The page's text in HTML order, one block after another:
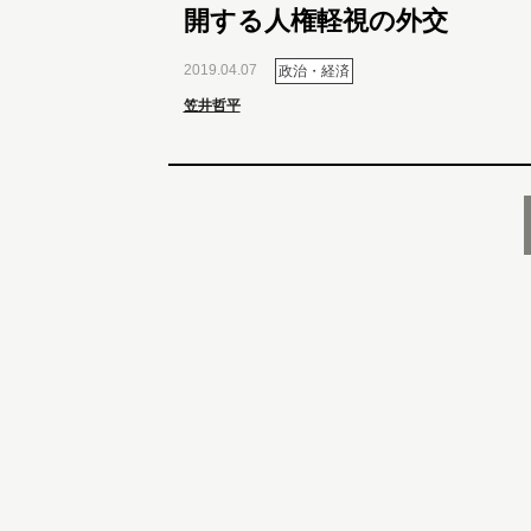
開する人権軽視の外交
2019.04.07 政治・経済
笠井哲平